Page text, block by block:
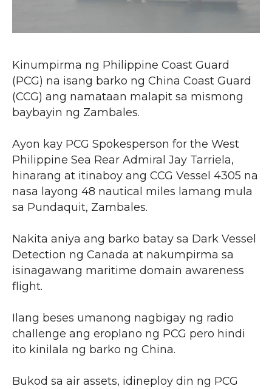
Kinumpirma ng Philippine Coast Guard
(PCG) na isang barko ng China Coast Guard
(CCG) ang namataan malapit sa mismong
baybayin ng Zambales.
Ayon kay PCG Spokesperson for the West
Philippine Sea Rear Admiral Jay Tarriela,
hinarang at itinaboy ang CCG Vessel 4305 na
nasa layong 48 nautical miles lamang mula
sa Pundaquit, Zambales.
Nakita aniya ang barko batay sa Dark Vessel
Detection ng Canada at nakumpirma sa
isinagawang maritime domain awareness
flight.
Ilang beses umanong nagbigay ng radio
challenge ang eroplano ng PCG pero hindi
ito kinilala ng barko ng China.
Bukod sa air assets, idineploy din ng PCG